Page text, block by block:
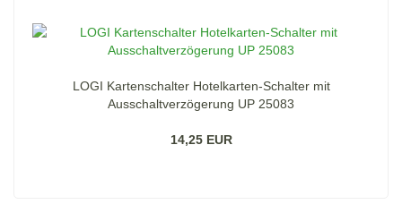
LOGI Kartenschalter Hotelkarten-Schalter mit
Ausschaltverzögerung UP 25083
14,25 EUR